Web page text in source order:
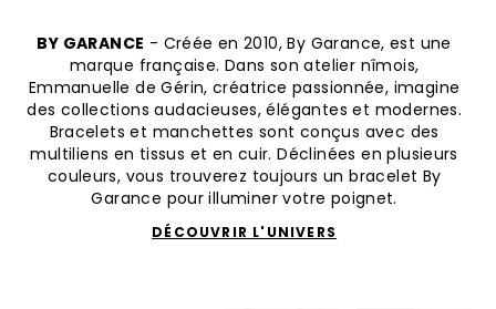
BY GARANCE - Créée en 2010, By Garance, est une
marque française. Dans son atelier nîmois,
Emmanuelle de Gérin, créatrice passionnée, imagine
des collections audacieuses, élégantes et modernes.
Bracelets et manchettes sont conçus avec des
multiliens en tissus et en cuir. Déclinées en plusieurs
couleurs, vous trouverez toujours un bracelet By
Garance pour illuminer votre poignet.
DÉCOUVRIR L'UNIVERS